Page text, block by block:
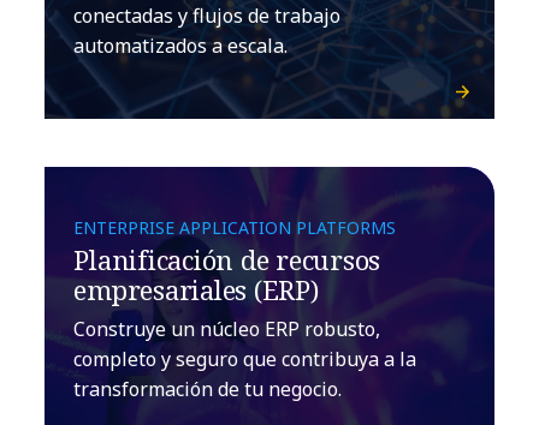
conectadas y flujos de trabajo
automatizados a escala.
ENTERPRISE APPLICATION PLATFORMS
Planificación de recursos
empresariales (ERP)
Construye un núcleo ERP robusto,
completo y seguro que contribuya a la
transformación de tu negocio.